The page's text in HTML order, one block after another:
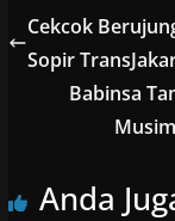
Cekcok
Sopir
Babinsa
Anda